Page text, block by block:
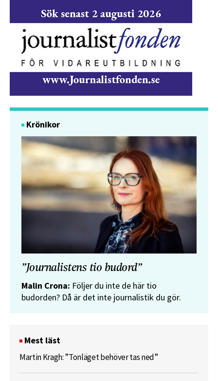
Krönikor
”Journalistens tio budord”
Malin Crona: Följer du inte de här tio
budorden? Då är det inte journalistik du gör.
Mest läst
Martin Kragh: ”Tonläget behöver tas ned”